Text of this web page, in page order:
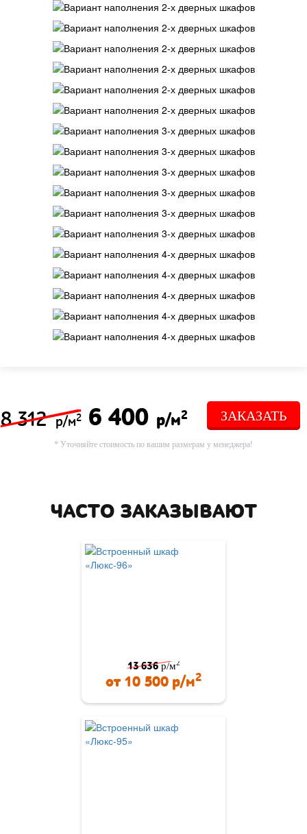
8 312 р/м2 6 400 р/м2 ЗАКАЗАТЬ
* Уточняйте стоимость по вашим размерам у менеджера!
ЧАСТО ЗАКАЗЫВАЮТ
13 636р/м2
от10 500 р/м2